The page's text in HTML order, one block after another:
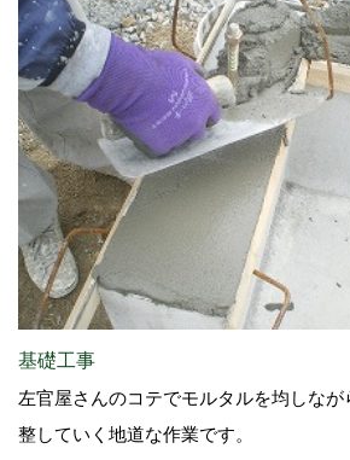
基礎工事
左官屋さんのコテでモルタルを均しな
整していく地道な作業です。